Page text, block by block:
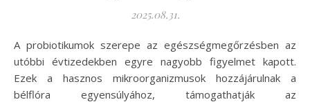
2025.08.31.
A probiotikumok szerepe az egészségmegőrzésben az
utóbbi évtizedekben egyre nagyobb figyelmet kapott.
Ezek a hasznos mikroorganizmusok hozzájárulnak a
bélflóra egyensúlyához, támogathatják az